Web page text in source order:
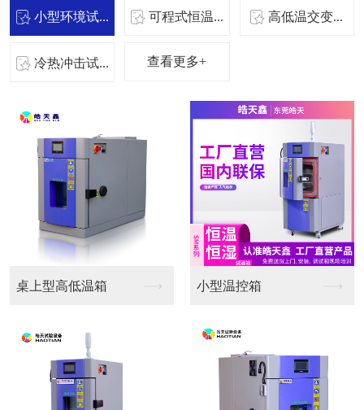
小型环境试... 可程式恒温... 高低温交变...
冷热冲击试... 查看更多+
桌上型高低温箱 小型温控箱